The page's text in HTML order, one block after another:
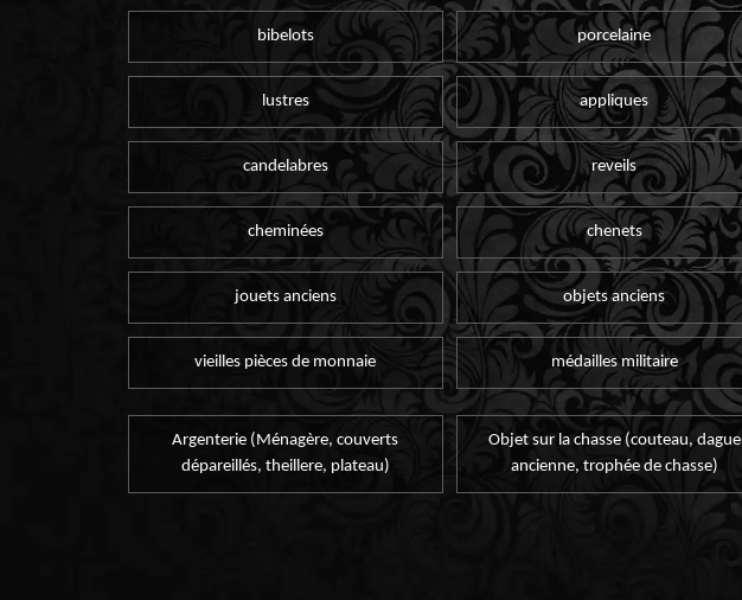
bibelots porcelaine
lustres appliques
candelabres reveils
cheminées chenets
jouets anciens objets anciens
vieilles pièces de monnaie médailles militaire
Argenterie (Ménagère, couverts
dépareillés, theillere, plateau)
Objet sur la chasse (couteau, dague
ancienne, trophée de chasse)